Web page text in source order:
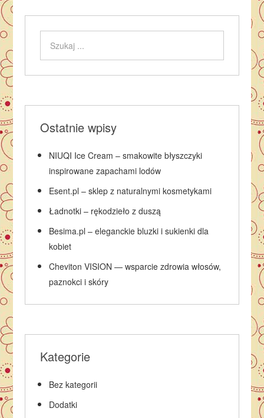
Ostatnie wpisy
NIUQI Ice Cream – smakowite błyszczyki
inspirowane zapachami lodów
Esent.pl – sklep z naturalnymi kosmetykami
Ładnotki – rękodzieło z duszą
Besima.pl – eleganckie bluzki i sukienki dla
kobiet
Cheviton VISION — wsparcie zdrowia włosów,
paznokci i skóry
Kategorie
Bez kategorii
Dodatki